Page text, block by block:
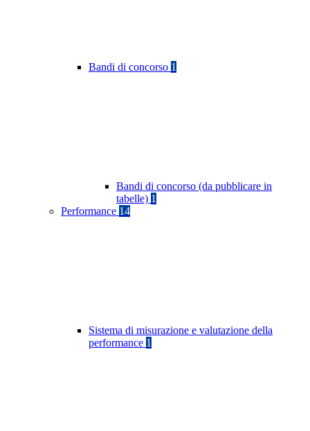
Bandi di concorso 1
Bandi di concorso (da pubblicare in
tabelle) 1
Performance 14
Sistema di misurazione e valutazione della
performance 1